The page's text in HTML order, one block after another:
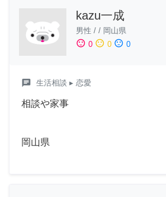
kazu一成
男性 / / 岡山県
sentiment_satisfied 0 sentiment_neutral 0 sentiment_dissatisfied 0
chat 生活相談 ▸ 恋愛
相談や家事
岡山県